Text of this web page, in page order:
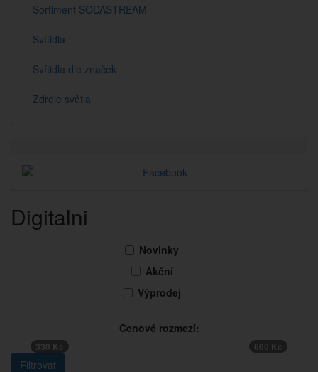
Sortiment SODASTREAM
Svítidla
Svítidla dle značek
Zdroje světla
Digitalni
Novinky
Akční
Výprodej
Cenové rozmezí:
330 Kč 600 Kč